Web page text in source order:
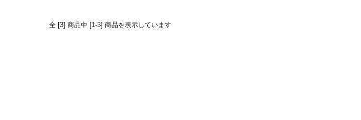
全 [3] 商品中 [1-3] 商品を表示しています